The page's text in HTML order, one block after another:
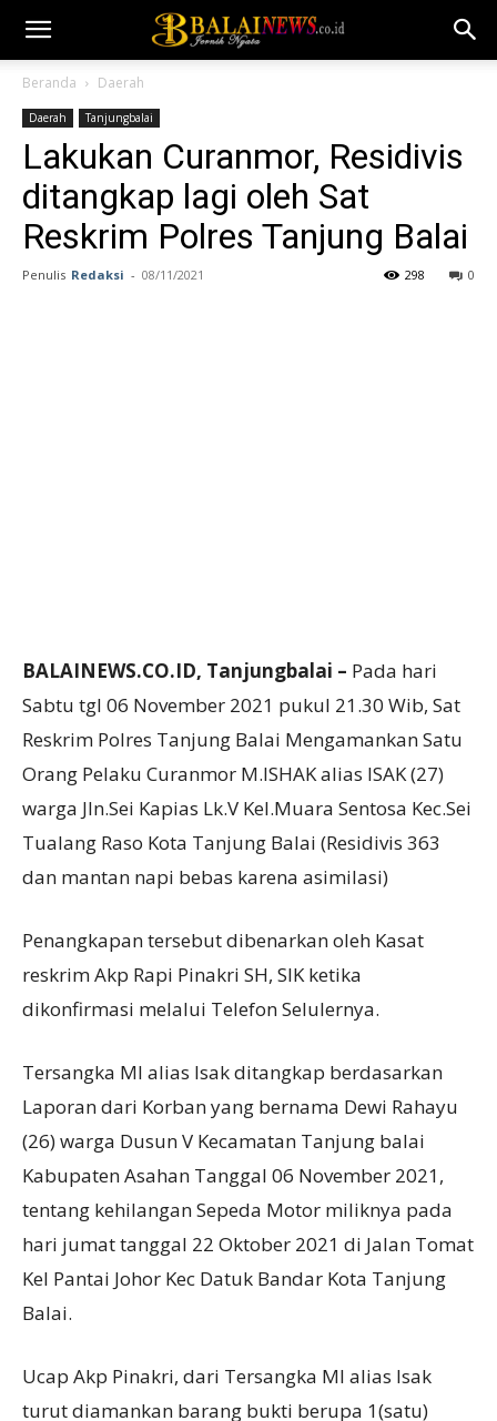
Beranda Daerah
Daerah Tanjungbalai
Lakukan Curanmor, Residivis
ditangkap lagi oleh Sat
Reskrim Polres Tanjung Balai
Penulis Redaksi - 08/11/2021 0
298
BALAINEWS.CO.ID, Tanjungbalai – Pada hari
Sabtu tgl 06 November 2021 pukul 21.30 Wib, Sat
Reskrim Polres Tanjung Balai Mengamankan Satu
Orang Pelaku Curanmor M.ISHAK alias ISAK (27)
warga Jln.Sei Kapias Lk.V Kel.Muara Sentosa Kec.Sei
Tualang Raso Kota Tanjung Balai (Residivis 363
dan mantan napi bebas karena asimilasi)
Penangkapan tersebut dibenarkan oleh Kasat
reskrim Akp Rapi Pinakri SH, SIK ketika
dikonfirmasi melalui Telefon Selulernya.
Tersangka MI alias Isak ditangkap berdasarkan
Laporan dari Korban yang bernama Dewi Rahayu
(26) warga Dusun V Kecamatan Tanjung balai
Kabupaten Asahan Tanggal 06 November 2021,
tentang kehilangan Sepeda Motor miliknya pada
hari jumat tanggal 22 Oktober 2021 di Jalan Tomat
Kel Pantai Johor Kec Datuk Bandar Kota Tanjung
Balai.
Ucap Akp Pinakri, dari Tersangka MI alias Isak
turut diamankan barang bukti berupa 1(satu)